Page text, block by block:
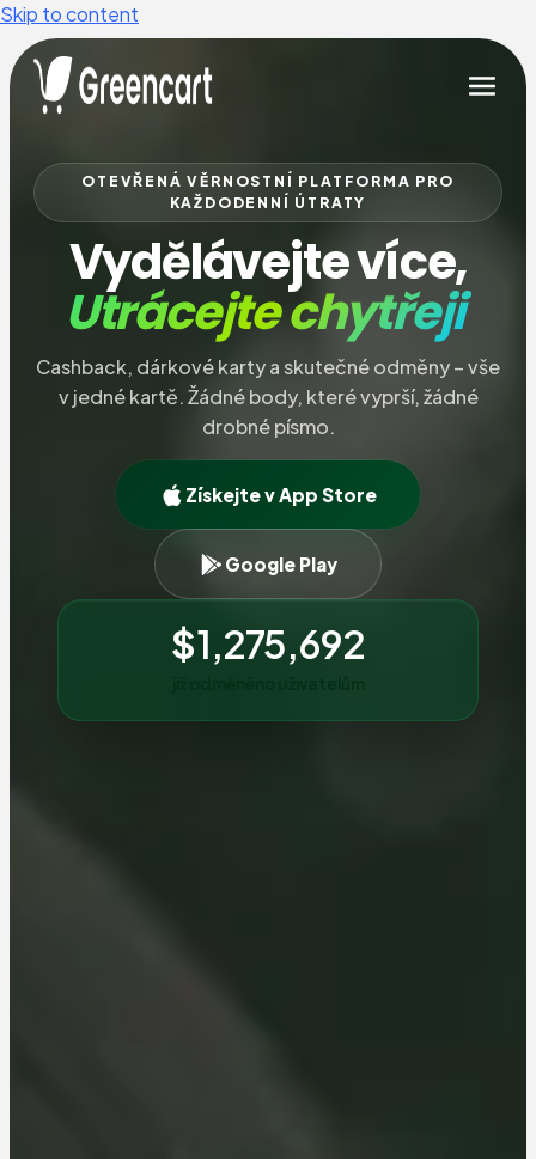
Skip to content
OTEVŘENÁ VĚRNOSTNÍ PLATFORMA PRO
KAŽDODENNÍ ÚTRATY
Vydělávejte více,
Utrácejte chytřeji
Cashback, dárkové karty a skutečné odměny – vše
v jedné kartě. Žádné body, které vyprší, žádné
drobné písmo.
Získejte v App Store
Google Play
$1,275,692
již odměněno uživatelům